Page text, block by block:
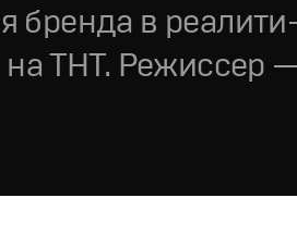
бренда в
на ТНТ. Режиссер